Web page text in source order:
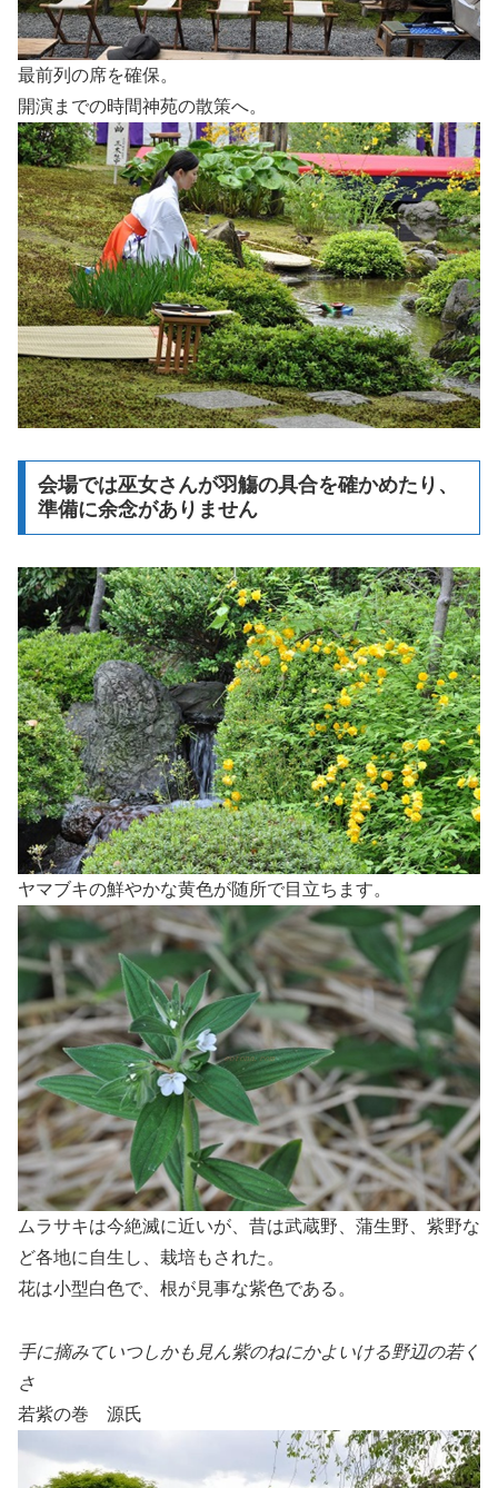
最前列の席を確保。
開演までの時間神苑の散策へ。
会場では巫女さんが羽觴の具合を確かめたり、
準備に余念がありません
ヤマブキの鮮やかな黄色が随所で目立ちます。
ムラサキは今絶滅に近いが、昔は武蔵野、蒲生野、紫野な
ど各地に自生し、栽培もされた。
花は小型白色で、根が見事な紫色である。
手に摘みていつしかも見ん紫のねにかよいける野辺の若く
さ
若紫の巻 源氏